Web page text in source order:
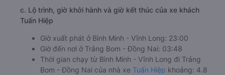
c. Lộ trình, giờ khởi hành và giờ kết thúc của xe khách
Tuấn Hiệp
Giờ xuất phát ở Bình Minh - Vĩnh Long: 23:00
Giờ đến nơi ở Trảng Bom - Đồng Nai: 03:48
Thời gian chạy từ Bình Minh - Vĩnh Long đi Trảng
Bom - Đồng Nai của nhà xe Tuấn Hiệp khoảng: 4.8